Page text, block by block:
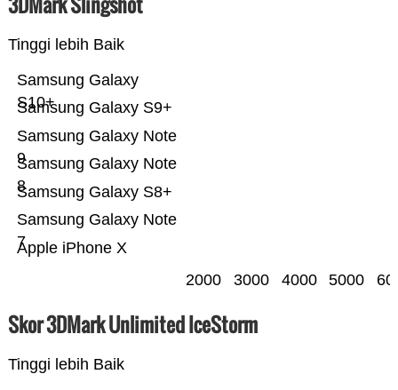
Tinggi lebih Baik
Apple iPhone X
Samsung Galaxy Note
7
Samsung Galaxy S8+
Samsung Galaxy Note
8
Samsung Galaxy Note
9
Samsung Galaxy S9+
Samsung Galaxy
S10+
2000 3000 4000 5000
Skor 3DMark Unlimited IceStorm
Tinggi lebih Baik